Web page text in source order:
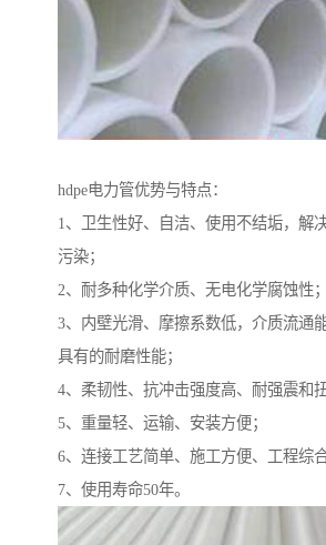
hdpe电力管优势与特点：
1、卫生性好、自洁、使用不结垢，解
污染；
2、耐多种化学介质、无电化学腐蚀性；
3、内壁光滑、摩擦系数低，介质流通
具有的耐磨性能；
4、柔韧性、抗冲击强度高、耐强震和扭
5、重量轻、运输、安装方便；
6、连接工艺简单、施工方便、工程综
7、使用寿命50年。